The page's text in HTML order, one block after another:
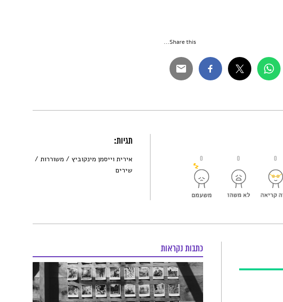
Share this...
0 0 0
תגיות:
אירית וייסמן מינקוביץ
משוררות
שירים
כתבות נקראות